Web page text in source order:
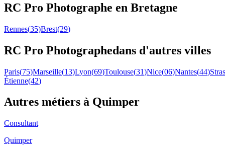
RC Pro Photographe en Bretagne
Rennes(35)Brest(29)
RC Pro Photographedans d'autres villes
Paris(75)Marseille(13)Lyon(69)Toulouse(31)Nice(06)Nantes(44)
Étienne(42)
Autres métiers à Quimper
Consultant
Quimper